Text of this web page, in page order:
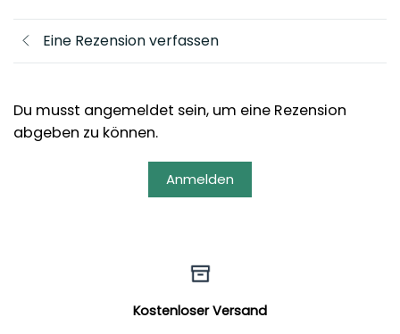
Eine Rezension verfassen
Du musst angemeldet sein, um eine Rezension
abgeben zu können.
Anmelden
Kostenloser Versand